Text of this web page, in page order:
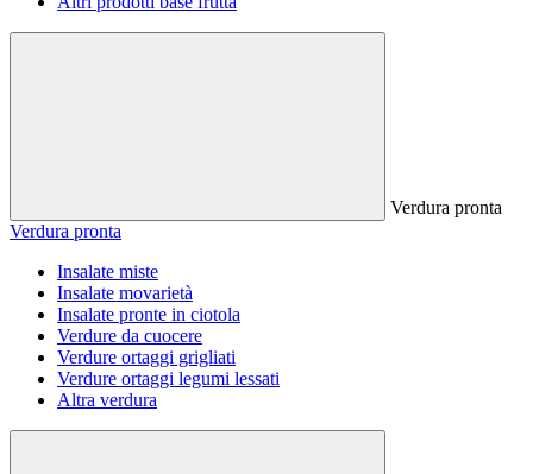
Verdura pronta
Verdura pronta
Insalate miste
Insalate movarietà
Insalate pronte in ciotola
Verdure da cuocere
Verdure ortaggi grigliati
Verdure ortaggi legumi lessati
Altra verdura